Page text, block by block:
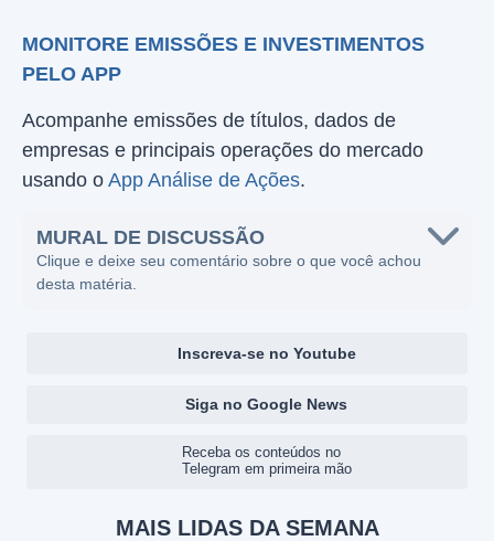
MONITORE EMISSÕES E INVESTIMENTOS
PELO APP
Acompanhe emissões de títulos, dados de
empresas e principais operações do mercado
usando o App Análise de Ações.
MURAL DE DISCUSSÃO
Clique e deixe seu comentário sobre o que você achou
desta matéria.
Inscreva-se no Youtube
Siga no Google News
Receba os conteúdos no
Telegram em primeira mão
MAIS LIDAS DA SEMANA